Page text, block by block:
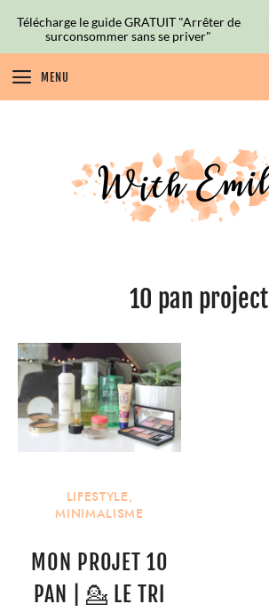
MENU
10 pan project
LIFESTYLE,
MINIMALISME
MON PROJET 10
PAN | 💁 LE TRI
Télécharge le guide GRATUIT "Arrêter de
surconsommer sans se priver"